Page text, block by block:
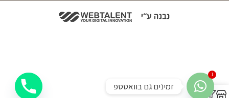
0
1
זמינים גם בוואטספ